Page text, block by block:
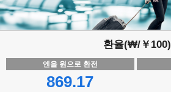
환율(₩/￥100)
엔을 원으로 환전
869.17